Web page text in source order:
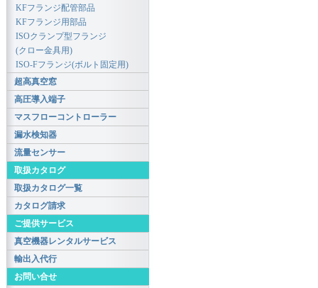
KFフランジ配管部品
KFフランジ用部品
ISOクランプ型フランジ
(クロー金具用)
ISO-Fフランジ(ボルト固定用)
超高真空窓
高圧導入端子
マスフローコントローラー
漏水検知器
流量センサー
取扱カタログ
取扱カタログ一覧
カタログ請求
ご提供サービス
真空機器レンタルサービス
輸出入代行
お問い合せ